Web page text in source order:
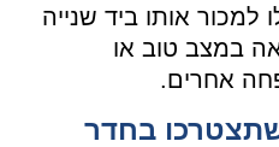
למכור אותו ביד שנייה
במצב טוב או
אחרים.
בחדר